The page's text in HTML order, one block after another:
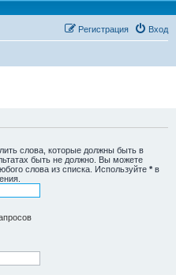
Вход
Регистрация
слова, которые должны быть в
быть не должно. Вы можете
слова из списка. Используйте * в